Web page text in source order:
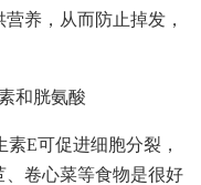
养，从而防止掉发，
E可促进细胞分裂，
卷心菜等食物是很好